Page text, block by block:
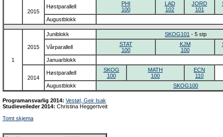
2015
Høstparallell
PHI
100
LAD
102
JORD
101
Augustblokk
1
2015
Juniblokk SKOG101 - 5 stp
Vårparallell
STAT
100
KJM
100
Januarblokk
2014
Høstparallell
SKOG
100
MATH
100
ECN
110
Augustblokk
SKOG100
Programansvarlig 2014: Vestøl, Geir Isak
Studieveileder 2014: Christina Heggertveit
Tomt skjema